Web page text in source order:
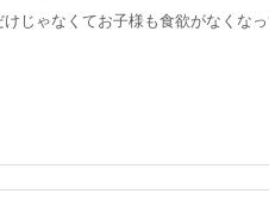
じゃなくてお子様も食欲がなくな